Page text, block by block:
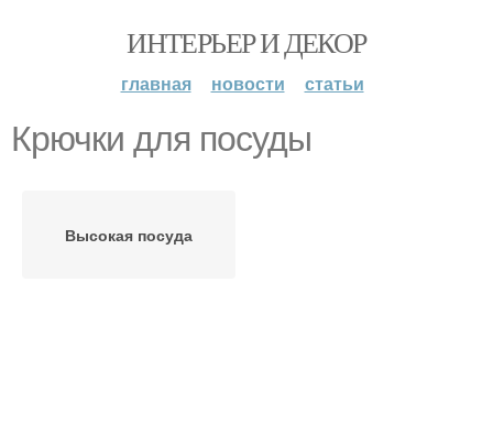
ИНТЕРЬЕР И ДЕКОР
главная новости статьи
Крючки для посуды
Высокая посуда